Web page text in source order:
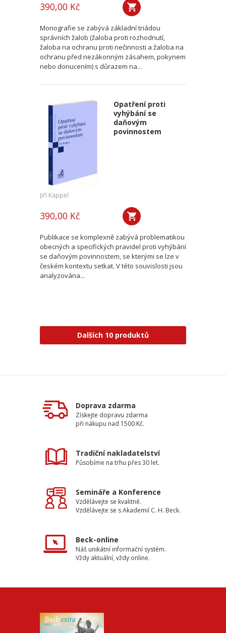
390,00 Kč
Monografie se zabývá základní triádou
správních žalob (žaloba proti rozhodnutí,
žaloba na ochranu proti nečinnosti a žaloba na
ochranu před nezákonným zásahem, pokynem
nebo donucením) s důrazem na...
Opatření proti
vyhýbání se
daňovým
povinnostem
Jiří Kappel
390,00 Kč
Publikace se komplexně zabývá problematikou
obecných a specifických pravidel proti vyhýbání
se daňovým povinnostem, se kterými se lze v
českém kontextu setkat. V této souvislosti jsou
analyzována...
Dalších 10 produktů
Doprava zdarma
Získejte dopravu zdarma
při nákupu nad 1500 Kč.
Tradiční nakladatelství
Působíme na trhu přes 30 let.
Semináře a Konference
Vzdělávejte se kvalitně.
Vzdělávejte se s Akademií C. H. Beck.
Beck-online
Náš unikátní informační systém.
Vždy aktuální, vždy online.